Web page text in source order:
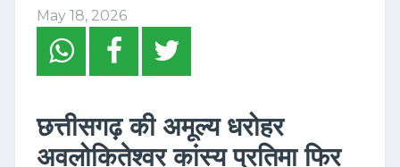
May 18, 2026
छत्तीसगढ़ की अमूल्य धरोहर
अवलोकितेश्वर कांस्य प्रतिमा फिर